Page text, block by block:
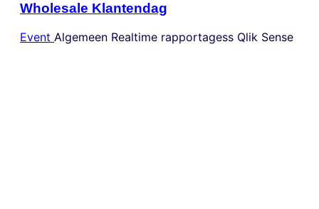
Wholesale Klantendag
Event Algemeen Realtime rapportagess Qlik Sense